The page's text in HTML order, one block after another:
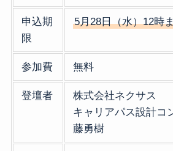
申込期
限
5月28日（水）12時
参加費 無料
登壇者
株式会社ネクサス
キャリアパス設計
藤勇樹